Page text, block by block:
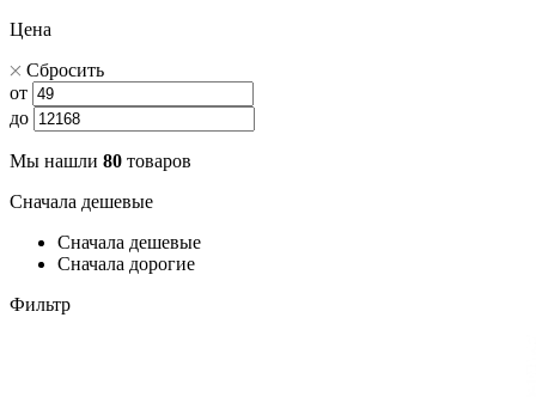
Цена
Сбросить
от
до
Мы нашли 80 товаров
Сначала дешевые
Сначала дешевые
Сначала дорогие
Фильтр